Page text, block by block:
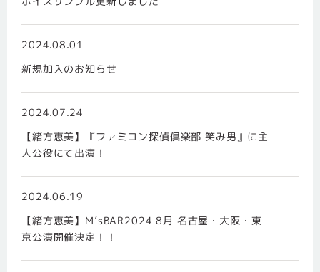
2024.08.01
新規加入のお知らせ
2024.07.24
【緒方恵美】『ファミコン探偵倶楽部 笑み男』に主
人公役にて出演！
2024.06.19
【緒方恵美】M’sBAR2024 8月 名古屋・大阪・東
京公演開催決定！！